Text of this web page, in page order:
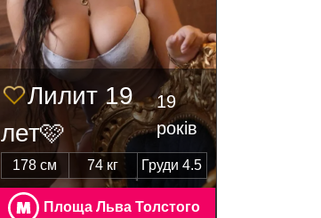
Лилит 19
лет🩷
19
років
178 см 74 кг Груди 4.5
Площа Льва Толстого